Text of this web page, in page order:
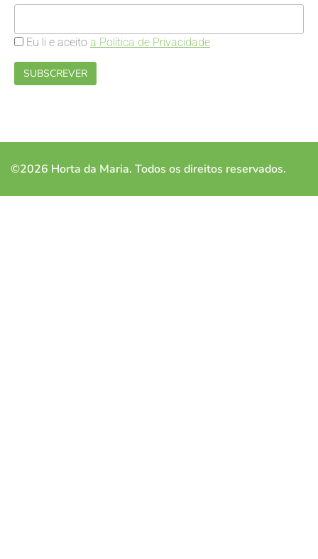
Eu li e aceito a Política de Privacidade
©2026 Horta da Maria. Todos os direitos reservados.